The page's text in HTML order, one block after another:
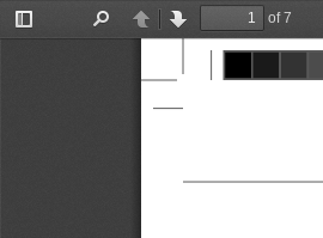
Toggle
PreviousNext
of 7